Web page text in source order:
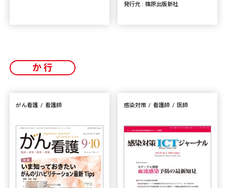
発行元 : 篠原出版新社
か行
がん看護 看護師 感染対策 看護師 医師